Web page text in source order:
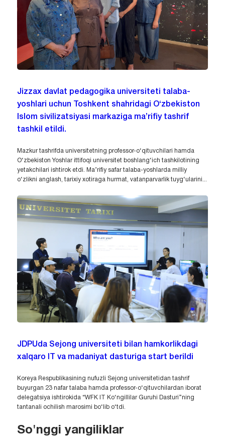
Jizzax davlat pedagogika universiteti talaba-
yoshlari uchun Toshkent shahridagi O‘zbekiston
Islom sivilizatsiyasi markaziga ma’rifiy tashrif
tashkil etildi.
Mazkur tashrifda universitetning professor-o‘qituvchilari hamda
O‘zbekiston Yoshlar ittifoqi universitet boshlang‘ich tashkilotining
yetakchilari ishtirok etdi. Ma’rifiy safar talaba-yoshlarda milliy
o‘zlikni anglash, tarixiy xotiraga hurmat, vatanparvarlik tuyg‘ularini...
JDPUda Sejong universiteti bilan hamkorlikdagi
xalqaro IT va madaniyat dasturiga start berildi
Koreya Respublikasining nufuzli Sejong universitetidan tashrif
buyurgan 23 nafar talaba hamda professor-o‘qituvchilardan iborat
delegatsiya ishtirokida “WFK IT Ko‘ngillilar Guruhi Dasturi”ning
tantanali ochilish marosimi bo‘lib o‘tdi.
So'nggi yangiliklar